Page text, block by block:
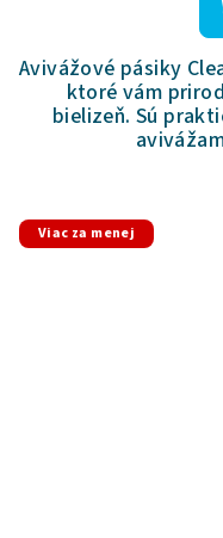
Avivážové pásiky
ktoré vám
bielizeň. Sú
Viac za menej